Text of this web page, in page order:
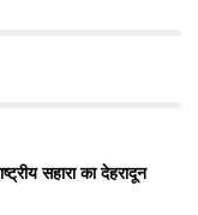
सहारा का देहरादून